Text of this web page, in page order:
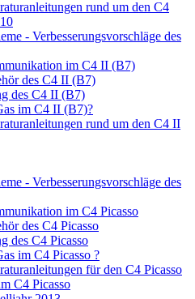
rund um den C4
- Verbesserungsvorschläge des
im C4 II (B7)
des C4 II (B7)
des C4 II (B7)
im C4 II (B7)?
rund um den C4 II
- Verbesserungsvorschläge des
im C4 Picasso
des C4 Picasso
des C4 Picasso
im C4 Picasso ?
für den C4 Picasso
C4 Picasso